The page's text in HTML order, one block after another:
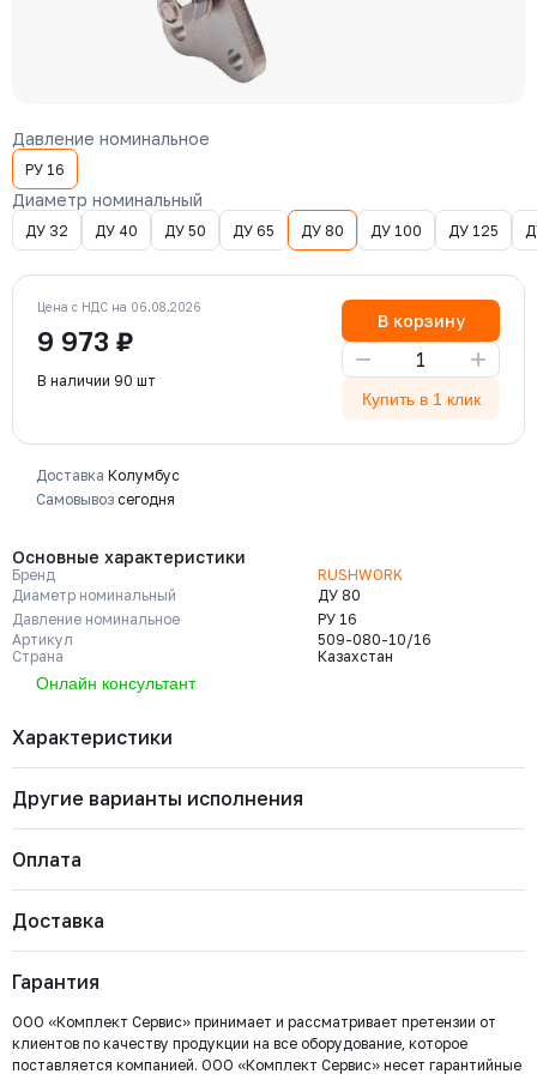
Давление номинальное
РУ 16
Диаметр номинальный
ДУ 32 ДУ 40 ДУ 50 ДУ 65 ДУ 80 ДУ 100 ДУ 125
Основные характеристики
Бренд
RUSHWORK
Диаметр номинальный
ДУ 80
Давление номинальное
РУ 16
Артикул
509-080-10/16
Страна
Казахстан
Онлайн консультант
Цена с НДС на 06.08.2026
9 973 ₽
В наличии 90 шт
В корзину
− +
Купить в 1 клик
Доставка Колумбус
Самовывоз сегодня
Характеристики
Бренд
Диаметр номинальный
ДУ 80
Артикул
Тип арматуры
Другие варианты исполнения
Давление номинальное
Цена с НДС
67 183 ₽
509-0250-16
Давление номинальноеДиаметр номинальныйНаличие
Оплата
Важно: Отгрузка товара производится после 100%
оплаты и зачисления средств на расчетный счет
ООО «Комплект Сервис».
Доставка
Гарантия
ООО «Комплект Сервис» принимает и рассматривает претензии от
клиентов по качеству продукции на все оборудование, которое
поставляется компанией. ООО «Комплект Сервис» несет гарантийные